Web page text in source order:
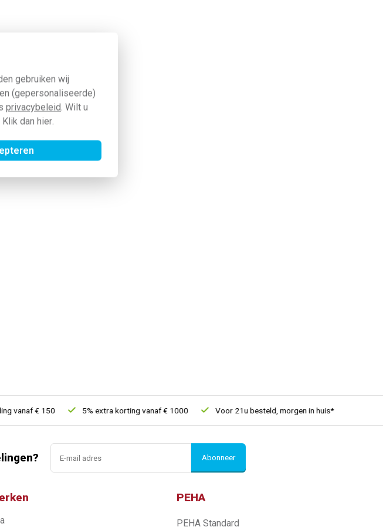
gebruiken wij
(gepersonaliseerde)
privacybeleid. Wilt u
dan hier.
€ 150 5% extra korting vanaf € 1000 Voor 21u besteld, morgen in huis*
Abonneer
PEHA
PEHA Standard